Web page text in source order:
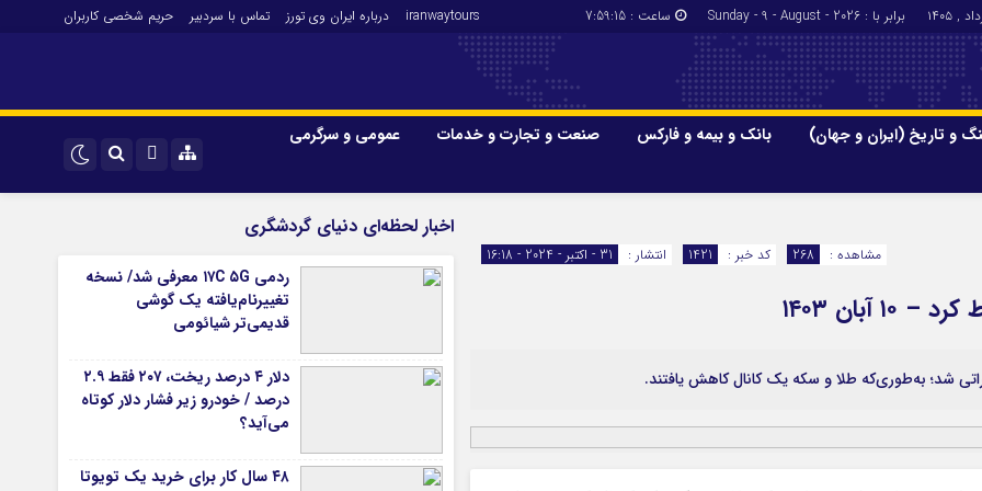
برابر با : Sunday - 9 - August - 2026 ساعت : 7:59:16
iranwaytours درباره ایران وی تورز تماس با سردبیر حریم شخصی کاربران
و تاریخ (ایران و جهان) بانک و بیمه و فارکس صنعت و تجارت و خدمات
عمومی و سرگرمی
اینستاگرام
گزارش‌های خبری میراث فرهنگی
بانک و بیمه و فارکس
ارزدیجیتال
صنعت و تجارت و خدمات
اقتصاد گردشگری
خودرو
انتشار :
31 - اکتبر - 2024 - 16:18 کد خبر : 1421 مشاهده : 268
۱۴۰۳
شد؛ به‌طوری‌که طلا و سکه یک کانال کاهش یافتند.
اخبار لحظه‌ای دنیای گردشگری
ردمی ۱۷C ۵G معرفی شد/ نسخه
تغییرنام‌یافته یک گوشی
قدیمی‌تر شیائومی
دلار ۴ درصد ریخت، ۲۰۷ فقط ۲.۹
درصد / خودرو زیر فشار دلار کوتاه
می‌آید؟
۴۸ سال کار برای خرید یک تویوتا